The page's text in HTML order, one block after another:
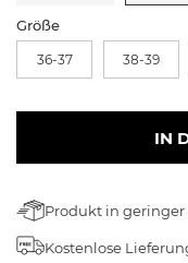
Größe
36-37 38-39
IN
Produkt in
Kostenlose